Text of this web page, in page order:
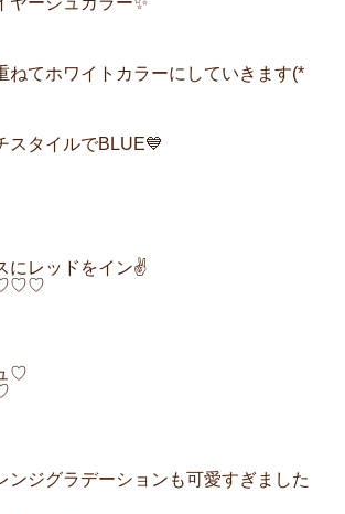
ねてホワイトカラーにしていきます(*
スタイルでBLUE💙
にレッドをイン︎✌️
♡♡♡
♡
ンジグラデーションも可愛すぎました